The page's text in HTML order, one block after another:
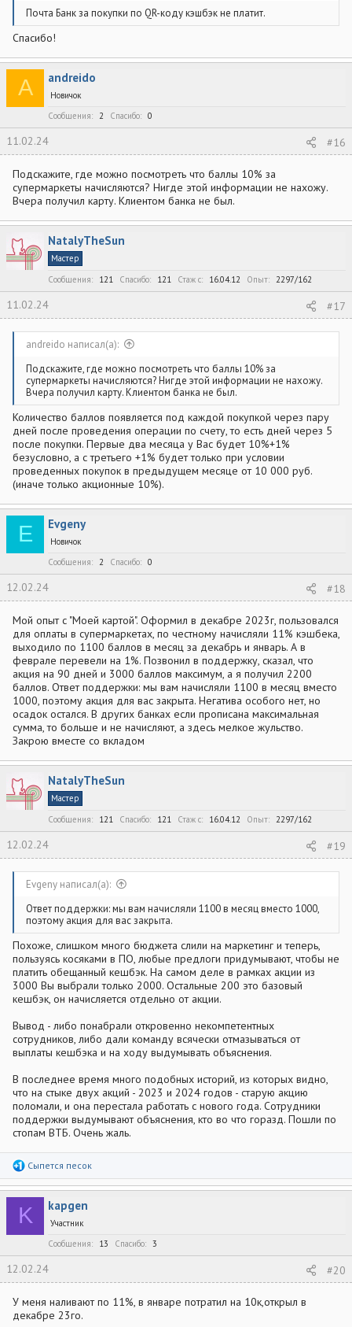
Почта Банк за покупки по QR-коду кэшбэк не платит.
Спасибо!
A andreido
Новичок
Сообщения
2 Спасибо 0
11.02.24 #16
Подскажите, где можно посмотреть что баллы 10% за
супермаркеты начисляются? Нигде этой информации не нахожу.
Вчера получил карту. Клиентом банка не был.
NatalyTheSun
Мастер
Сообщения
121 Спасибо 121 Стаж c 16.04.12 Опыт 2297/162
11.02.24 #17
andreido написал(а):
Подскажите, где можно посмотреть что баллы 10% за
супермаркеты начисляются? Нигде этой информации не нахожу.
Вчера получил карту. Клиентом банка не был.
Количество баллов появляется под каждой покупкой через пару
дней после проведения операции по счету, то есть дней через 5
после покупки. Первые два месяца у Вас будет 10%+1%
безусловно, а с третьего +1% будет только при условии
проведенных покупок в предыдущем месяце от 10 000 руб.
(иначе только акционные 10%).
E Evgeny
Новичок
Сообщения
2 Спасибо 0
12.02.24 #18
Мой опыт с "Моей картой". Оформил в декабре 2023г, пользовался
для оплаты в супермаркетах, по честному начисляли 11% кэшбека,
выходило по 1100 баллов в месяц за декабрь и январь. А в
феврале перевели на 1%. Позвонил в поддержку, сказал, что
акция на 90 дней и 3000 баллов максимум, а я получил 2200
баллов. Ответ поддержки: мы вам начисляли 1100 в месяц вместо
1000, поэтому акция для вас закрыта. Негатива особого нет, но
осадок остался. В других банках если прописана максимальная
сумма, то больше и не начисляют, а здесь мелкое жульство.
Закрою вместе со вкладом
NatalyTheSun
Мастер
Сообщения
121 Спасибо 121 Стаж c 16.04.12 Опыт 2297/162
12.02.24 #19
Evgeny написал(а):
Ответ поддержки: мы вам начисляли 1100 в месяц вместо 1000,
поэтому акция для вас закрыта.
Похоже, слишком много бюджета слили на маркетинг и теперь,
пользуясь косяками в ПО, любые предлоги придумывают, чтобы не
платить обещанный кешбэк. На самом деле в рамках акции из
3000 Вы выбрали только 2000. Остальные 200 это базовый
кешбэк, он начисляется отдельно от акции.
Вывод - либо понабрали откровенно некомпетентных
сотрудников, либо дали команду всячески отмазываться от
выплаты кешбэка и на ходу выдумывать объяснения.
В последнее время много подобных историй, из которых видно,
что на стыке двух акций - 2023 и 2024 годов - старую акцию
поломали, и она перестала работать с нового года. Сотрудники
поддержки выдумывают объяснения, кто во что горазд. Пошли по
стопам ВТБ. Очень жаль.
Р
а
к
ц
и
Сыпется песок
K kapgen
Участник
Сообщения
13 Спасибо 3
12.02.24 #20
У меня наливают по 11%, в январе потратил на 10к,открыл в
декабре 23го.